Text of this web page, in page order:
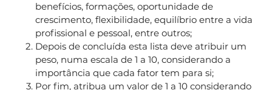
benefícios, formações, oportunidade de
crescimento, flexibilidade, equilíbrio entre a vida
profissional e pessoal, entre outros;
Depois de concluída esta lista deve atribuir um
peso, numa escala de 1 a 10, considerando a
importância que cada fator tem para si;
Por fim, atribua um valor de 1 a 10 considerando